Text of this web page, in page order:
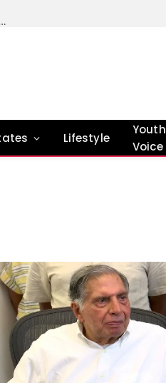
है। तो, हमें कई राय और विरोधी राय मिलती हैं, जो मिलकर सच्चाई की पूरी तस्वीर बनाती हैं। ऐसा ज़रूर होना चाहिए। भागवत ने कहा कि मैं यह नहीं कहूँगा कि जेन जी को विरोध नहीं करना चाहिए, लेकिन लोकतंत्र में विरोध करने और काम करने के कुछ तरीके होते हैं। संविधान बनाने वालों ने, और डॉ. बाबासाहेब अंबेडकर के भाषणों में, इस बारे में संकेत दिए गए हैं। इस पर ध्यान दिया जाना चाहिए। हमें यह भी देखना चाहिए कि जेन जी विरोध करने के लिए आवाज़ नहीं उठा रही है, वे ऐसा इसलिए कर रहे हैं क्योंकि उन्हें कुछ दिक्कतें हैं और उन्हें ठीक किया जाना चाहिए। आंदोलन मेरे या आपके ख़िलाफ़ नहीं, बल्कि सिस्टम को सुधारने के लिए होना चाहिए। एक कार्यक्रम में बोलते हुए भागवत ने कहा कि उन्हें पुलिस और प्रदर्शनकारियों के बीच हालिया टकराव के सही हालात के बारे में जानकारी नहीं है, लेकिन युवाओं पर उनका भरोसा अटूट है। भागवत ने कहा कि मैं ‘जेन ज़ेड’ पर आँख बंद करके भरोसा करूँगा। उन्होंने आगे कहा कि उन्हें देश के युवाओं की नीयत और उनकी आकांक्षाओं पर पूरा भरोसा है। उन्होंने कहा कि शिक्षा कोई कमर्शियल बिज़नेस नहीं है। समुदाय की मदद से शिक्षा व्यवस्था को बेहतर बनाया जा सकता है। शिक्षा का आर्थिक बोझ बहुत ज़्यादा है। हमें सतर्क और सक्रिय रहने की ज़रूरत है और सिस्टम का नियमित रूप से आकलन करना होगा। हमें अपने शिक्षकों को भी प्रशिक्षित करने की आवश्यकता है। शिक्षा देना सिर्फ़ सरकार की ज़िम्मेदारी नहीं है, बल्कि यह एक सामाजिक ज़िम्मेदारी भी है – मोहन भागवत
Lifestyle
Youth
Voice